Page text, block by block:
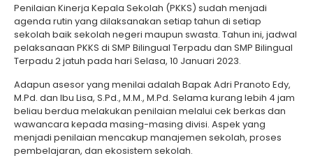
Penilaian Kinerja Kepala Sekolah (PKKS) sudah menjadi
agenda rutin yang dilaksanakan setiap tahun di setiap
sekolah baik sekolah negeri maupun swasta. Tahun ini, jadwal
pelaksanaan PKKS di SMP Bilingual Terpadu dan SMP Bilingual
Terpadu 2 jatuh pada hari Selasa, 10 Januari 2023.
Adapun asesor yang menilai adalah Bapak Adri Pranoto Edy,
M.Pd. dan Ibu Lisa, S.Pd., M.M., M.Pd. Selama kurang lebih 4 jam
beliau berdua melakukan penilaian melalui cek berkas dan
wawancara kepada masing-masing divisi. Aspek yang
menjadi penilaian mencakup manajemen sekolah, proses
pembelajaran, dan ekosistem sekolah.